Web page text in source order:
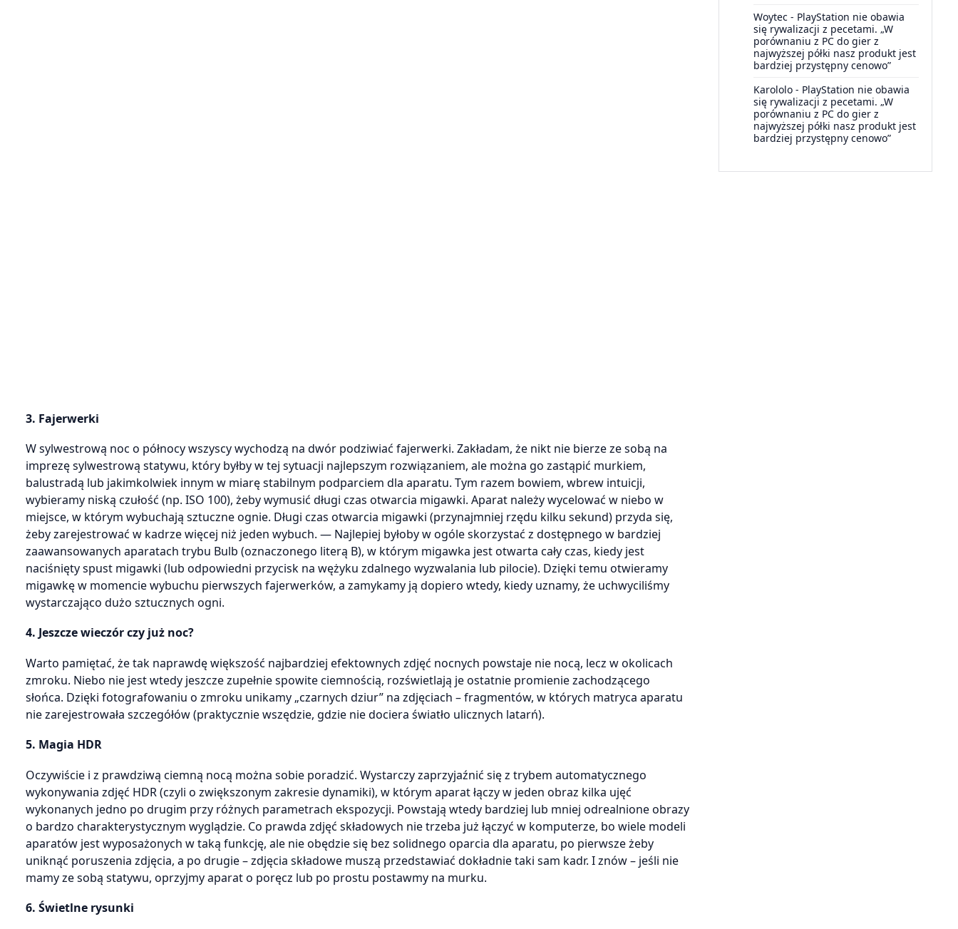
3. Fajerwerki
W sylwestrową noc o północy wszyscy wychodzą na dwór podziwiać fajerwerki. Zakładam, że nikt nie bierze ze sobą na
imprezę sylwestrową statywu, który byłby w tej sytuacji najlepszym rozwiązaniem, ale można go zastąpić murkiem,
balustradą lub jakimkolwiek innym w miarę stabilnym podparciem dla aparatu. Tym razem bowiem, wbrew intuicji,
wybieramy niską czułość (np. ISO 100), żeby wymusić długi czas otwarcia migawki. Aparat należy wycelować w niebo w
miejsce, w którym wybuchają sztuczne ognie. Długi czas otwarcia migawki (przynajmniej rzędu kilku sekund) przyda się,
żeby zarejestrować w kadrze więcej niż jeden wybuch. — Najlepiej byłoby w ogóle skorzystać z dostępnego w bardziej
zaawansowanych aparatach trybu Bulb (oznaczonego literą B), w którym migawka jest otwarta cały czas, kiedy jest
naciśnięty spust migawki (lub odpowiedni przycisk na wężyku zdalnego wyzwalania lub pilocie). Dzięki temu otwieramy
migawkę w momencie wybuchu pierwszych fajerwerków, a zamykamy ją dopiero wtedy, kiedy uznamy, że uchwyciliśmy
wystarczająco dużo sztucznych ogni.
4. Jeszcze wieczór czy już noc?
Warto pamiętać, że tak naprawdę większość najbardziej efektownych zdjęć nocnych powstaje nie nocą, lecz w okolicach
zmroku. Niebo nie jest wtedy jeszcze zupełnie spowite ciemnością, rozświetlają je ostatnie promienie zachodzącego
słońca. Dzięki fotografowaniu o zmroku unikamy „czarnych dziur” na zdjęciach – fragmentów, w których matryca aparatu
nie zarejestrowała szczegółów (praktycznie wszędzie, gdzie nie dociera światło ulicznych latarń).
5. Magia HDR
Oczywiście i z prawdziwą ciemną nocą można sobie poradzić. Wystarczy zaprzyjaźnić się z trybem automatycznego
wykonywania zdjęć HDR (czyli o zwiększonym zakresie dynamiki), w którym aparat łączy w jeden obraz kilka ujęć
wykonanych jedno po drugim przy różnych parametrach ekspozycji. Powstają wtedy bardziej lub mniej odrealnione obrazy
o bardzo charakterystycznym wyglądzie. Co prawda zdjęć składowych nie trzeba już łączyć w komputerze, bo wiele modeli
aparatów jest wyposażonych w taką funkcję, ale nie obędzie się bez solidnego oparcia dla aparatu, po pierwsze żeby
uniknąć poruszenia zdjęcia, a po drugie – zdjęcia składowe muszą przedstawiać dokładnie taki sam kadr. I znów – jeśli nie
mamy ze sobą statywu, oprzyjmy aparat o poręcz lub po prostu postawmy na murku.
6. Świetlne rysunki
Woytec - PlayStation nie obawia
się rywalizacji z pecetami. „W
porównaniu z PC do gier z
najwyższej półki nasz produkt jest
bardziej przystępny cenowo”
Karololo - PlayStation nie obawia
się rywalizacji z pecetami. „W
porównaniu z PC do gier z
najwyższej półki nasz produkt jest
bardziej przystępny cenowo”